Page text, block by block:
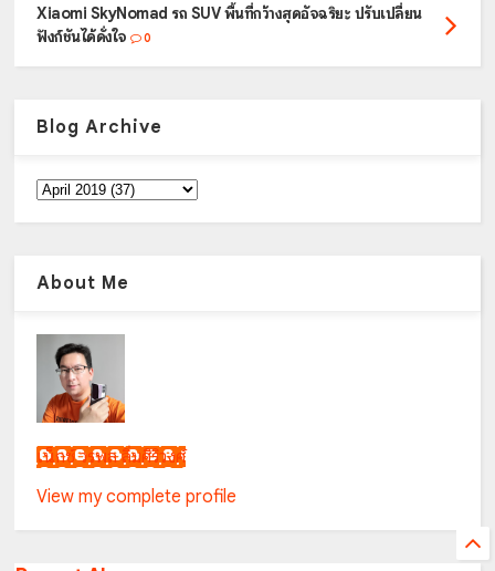
Xiaomi SkyNomad รถ SUV พื้นที่กว้างสุดอัจฉริยะ ปรับเปลี่ยน
ฟังก์ชันได้ดั่งใจ
0
Blog Archive
About Me
เน็กซ์ วรพล ลิ่มศิริวงศ์
View my complete profile